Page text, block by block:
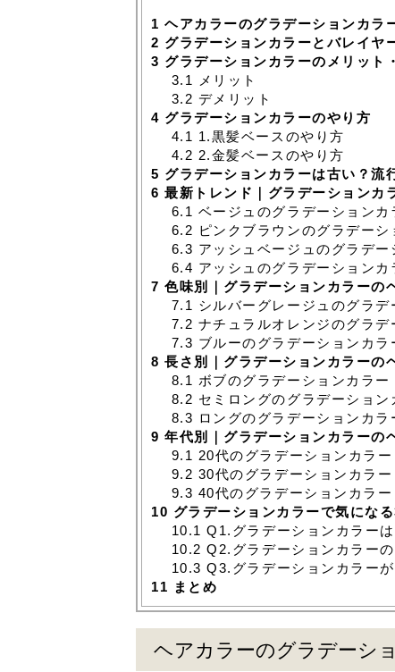
1 ヘアカラーのグラデーションカラ
2 グラデーションカラーとバレイヤ
3 グラデーションカラーのメリット
3.1
メリット
3.2 デメリット
4 グラデーションカラーのやり方
4.1 1.黒髪ベースのやり方
4.2 2.金髪ベースのやり方
5 グラデーションカラーは古い？流
6 最新トレンド｜グラデーションカ
6.1 ベージュのグラデーションカ
6.2 ピンクブラウンのグラデー
6.3 アッシュベージュのグラデ
6.4 アッシュのグラデーションカ
7 色味別｜グラデーションカラーの
7.1 シルバーグレージュのグラデ
7.2 ナチュラルオレンジのグラデ
7.3 ブルーのグラデーションカラ
8 長さ別｜グラデーションカラーの
8.1 ボブのグラデーションカラー
8.2 セミロングのグラデーション
8.3 ロングのグラデーションカラ
9 年代別｜グラデーションカラーの
9.1 20代のグラデーションカラー
9.2 30代のグラデーションカラー
9.3 40代のグラデーションカラー
10 グラデーションカラーで気にな
10.1 Q1.グラデーションカラー
10.2 Q2.グラデーションカラー
10.3 Q3.グラデーションカラー
11 まとめ
ヘアカラーのグラデーシ